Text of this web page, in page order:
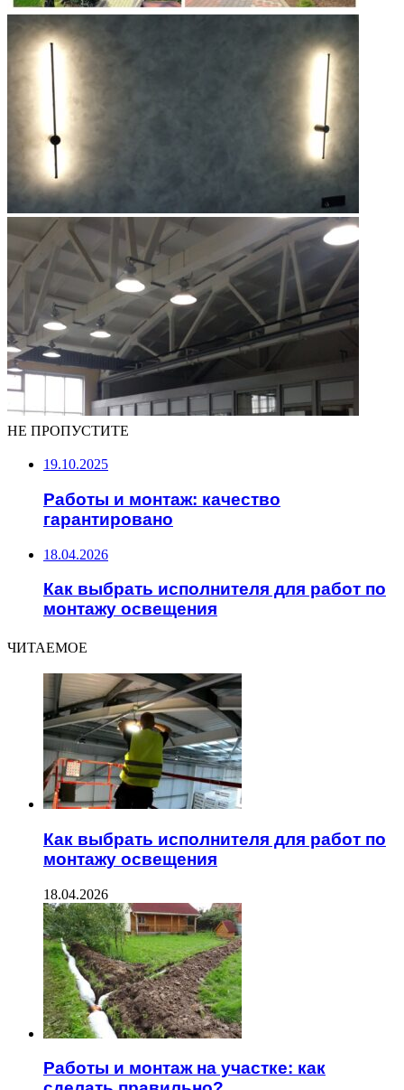
НЕ ПРОПУСТИТЕ
19.10.2025
Работы и монтаж: качество
гарантировано
18.04.2026
Как выбрать исполнителя для работ по
монтажу освещения
ЧИТАЕМОЕ
Как выбрать исполнителя для работ по
монтажу освещения
18.04.2026
Работы и монтаж на участке: как